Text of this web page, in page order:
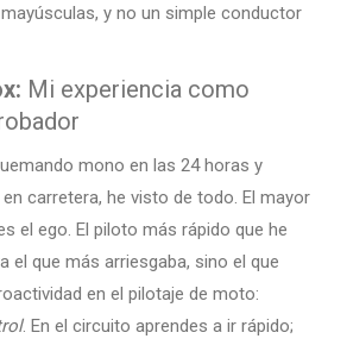
y no un simple conductor
Mi experiencia como
mono en las 24 horas y
carretera, he visto de todo. El mayor
el ego. El piloto más rápido que he
el que más arriesgaba, sino el que
en el pilotaje de moto:
. En el circuito aprendes a ir rápido;